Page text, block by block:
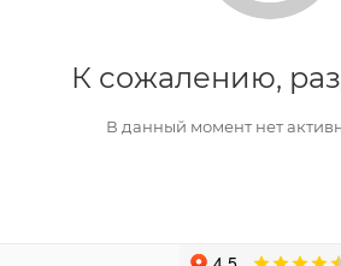
К сожалению,
В данный момент нет